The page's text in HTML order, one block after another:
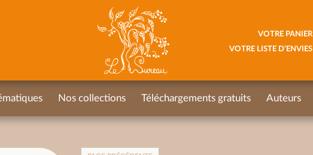
VOTRE PANIER
VOTRE LISTE D’ENVIES
Nos collections Téléchargements gratuits Auteurs